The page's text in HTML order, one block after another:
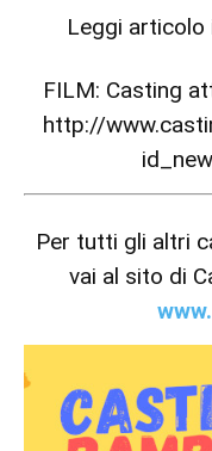
Leggi articolo
FILM: Casting
http://
Per tutti gli altri
vai al sito di